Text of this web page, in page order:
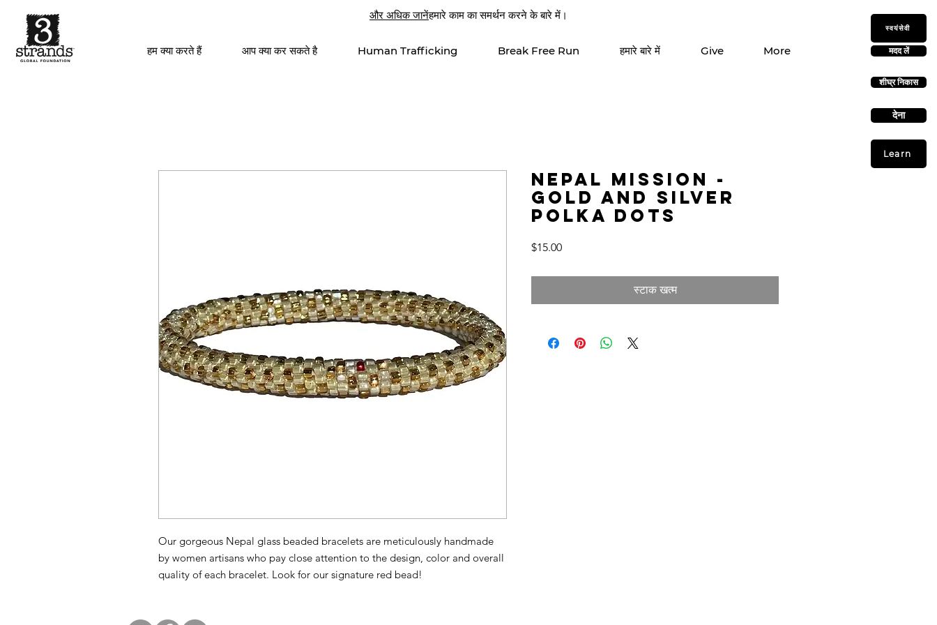
Learn
शीघ्र निकास
मदद लें
देना
स्वयंसेवी
और अधिक जानेंहमारे काम का समर्थन करने के बारे में।
हम क्या करते हैं आप क्या कर सकते है Human Trafficking Break Free Run हमारे बारे में Give More
Our gorgeous Nepal glass beaded bracelets are meticulously handmade
by women artisans who pay close attention to the design, color and overall
quality of each bracelet. Look for our signature red bead!
Nepal Mission -
Gold and Silver
Polka Dots
$15.00मूल्य
स्टाक खत्म